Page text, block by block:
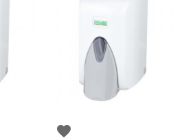
favorite